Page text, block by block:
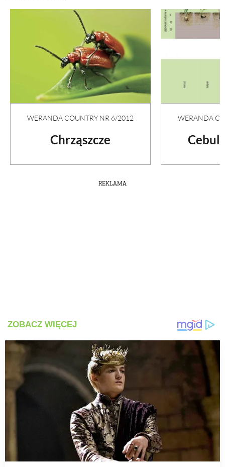
WERANDA COUNTRY NR 6/2012
Chrząszcze
WERANDA
REKLAMA